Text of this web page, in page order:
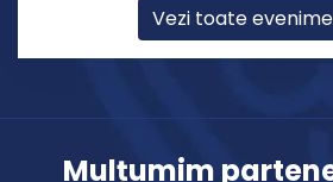
Vezi toate
Mulțumim